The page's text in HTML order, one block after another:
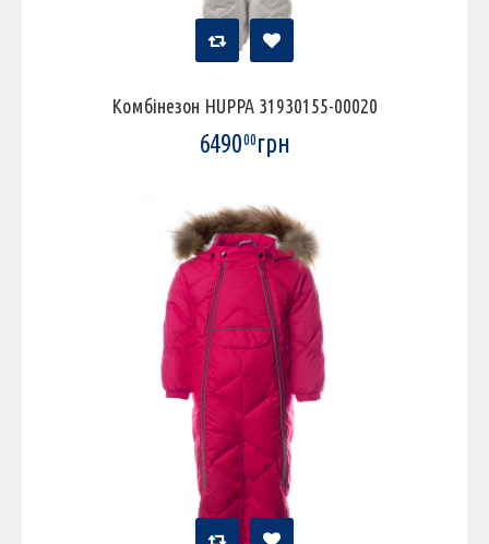
Комбінезон HUPPA 31930155-00020
649000грн